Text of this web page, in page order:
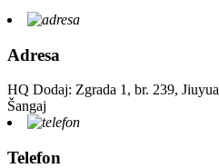
Adresa
HQ Dodaj: Zgrada 1, br. 239,
Šangaj
Telefon